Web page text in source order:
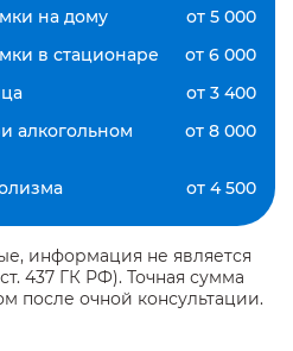
на дому
от 5 000
в стационаре
от 6 000
от 3 400
алкогольном
от 8 000
от 4 500
информация не является
437 ГК РФ). Точная сумма
после очной консультации.